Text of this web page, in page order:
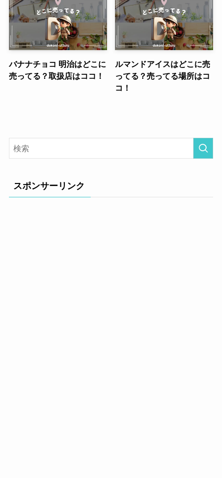
バナナチョコ 明治はどこに
売ってる？取扱店はココ！
ルマンドアイスはどこに売
ってる？売ってる場所はコ
コ！
スポンサーリンク